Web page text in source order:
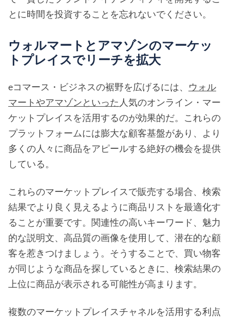
とに時間を投資することを忘れないでください。
ウォルマートとアマゾンのマーケッ
トプレイスでリーチを拡大
eコマース・ビジネスの裾野を広げるには、 ウォル
マートやアマゾンといった 人気のオンライン・マー
ケットプレイスを活用するのが効果的だ。これらの
プラットフォームには膨大な顧客基盤があり、より
多くの人々に商品をアピールする絶好の機会を提供
している。
これらのマーケットプレイスで販売する場合、検索
結果でより良く見えるように商品リストを最適化す
ることが重要です。関連性の高いキーワード、魅力
的な説明文、高品質の画像を使用して、潜在的な顧
客を惹きつけましょう。そうすることで、買い物客
が同じような商品を探しているときに、検索結果の
上位に商品が表示される可能性が高まります。
複数のマーケットプレイスチャネルを活用する利点